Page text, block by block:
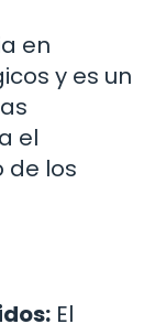
en
y es un
el
de los
El